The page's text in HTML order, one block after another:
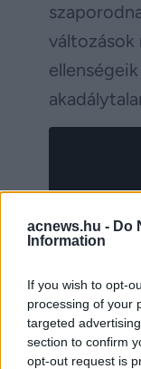
acnews.hu - Do
Information
If you wish to opt-
processing of your
targeted
section to confirm
opt-out request is